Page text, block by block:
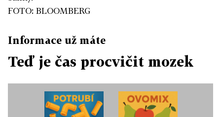
FOTO: BLOOMBERG
Informace už máte
Teď je čas procvičit mozek